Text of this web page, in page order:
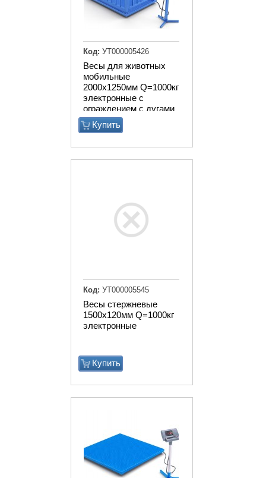
Весы для животных
мобильные
2000х1250мм Q=1000кг
электронные с
ограждением с дугами
Купить
Код: УТ000005426
Весы стержневые
1500х120мм Q=1000кг
электронные
Купить
Код: УТ000005545